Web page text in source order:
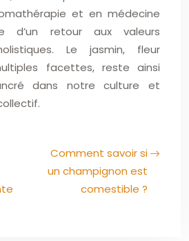
et en médecine
d’un retour aux valeurs
Le jasmin, fleur
facettes, reste ainsi
dans notre culture et
Comment savoir si
un champignon est
comestible ?